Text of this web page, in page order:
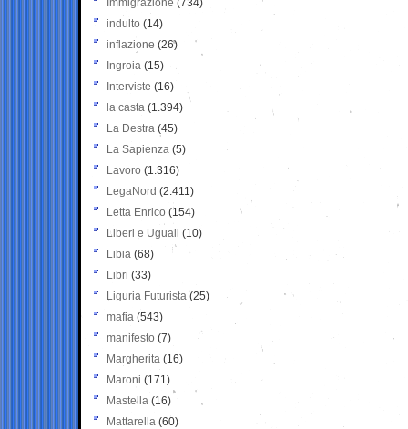
Immigrazione (734)
indulto (14)
inflazione (26)
Ingroia (15)
Interviste (16)
la casta (1.394)
La Destra (45)
La Sapienza (5)
Lavoro (1.316)
LegaNord (2.411)
Letta Enrico (154)
Liberi e Uguali (10)
Libia (68)
Libri (33)
Liguria Futurista (25)
mafia (543)
manifesto (7)
Margherita (16)
Maroni (171)
Mastella (16)
Mattarella (60)